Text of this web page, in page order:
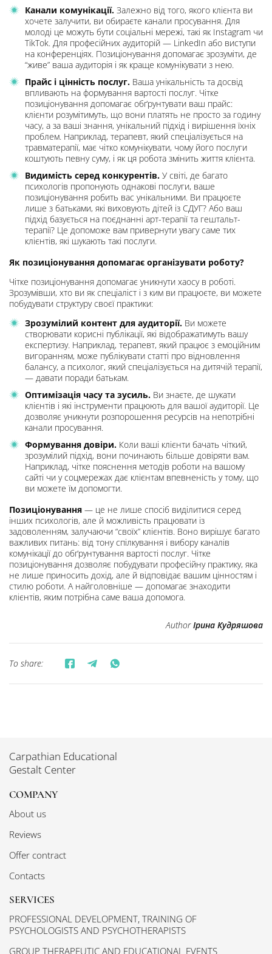
Канали комунікації. Залежно від того, якого клієнта ви
хочете залучити, ви обираєте канали просування. Для
молоді це можуть бути соціальні мережі, такі як Instagram чи
TikTok. Для професійних аудиторій — LinkedIn або виступи
на конференціях. Позиціонування допомагає зрозуміти, де
“живе” ваша аудиторія і як краще комунікувати з нею.
Прайс і цінність послуг. Ваша унікальність та досвід
впливають на формування вартості послуг. Чітке
позиціонування допомагає обґрунтувати ваш прайс:
клієнти розумітимуть, що вони платять не просто за годину
часу, а за ваші знання, унікальний підхід і вирішення їхніх
проблем. Наприклад, терапевт, який спеціалізується на
травматерапії, має чітко комунікувати, чому його послуги
коштують певну суму, і як ця робота змінить життя клієнта.
Видимість серед конкурентів. У світі, де багато
психологів пропонують однакові послуги, ваше
позиціонування робить вас унікальними. Ви працюєте
лише з батьками, які виховують дітей із СДУГ? Або ваш
підхід базується на поєднанні арт-терапії та гештальт-
терапії? Це допоможе вам привернути увагу саме тих
клієнтів, які шукають такі послуги.
Як позиціонування допомагає організувати роботу?
Чітке позиціонування допомагає уникнути хаосу в роботі.
Зрозумівши, хто ви як спеціаліст і з ким ви працюєте, ви можете
побудувати структуру своєї практики:
Зрозумілий контент для аудиторії. Ви можете
створювати корисні публікації, які відображатимуть вашу
експертизу. Наприклад, терапевт, який працює з емоційним
вигоранням, може публікувати статті про відновлення
балансу, а психолог, який спеціалізується на дитячій терапії,
— давати поради батькам.
Оптимізація часу та зусиль. Ви знаєте, де шукати
клієнтів і які інструменти працюють для вашої аудиторії. Це
дозволяє уникнути розпорошення ресурсів на непотрібні
канали просування.
Формування довіри. Коли ваші клієнти бачать чіткий,
зрозумілий підхід, вони починають більше довіряти вам.
Наприклад, чітке пояснення методів роботи на вашому
сайті чи у соцмережах дає клієнтам впевненість у тому, що
ви можете їм допомогти.
Позиціонування — це не лише спосіб виділитися серед
інших психологів, але й можливість працювати із
задоволенням, залучаючи “своїх” клієнтів. Воно вирішує багато
важливих питань: від тону спілкування і вибору каналів
комунікації до обґрунтування вартості послуг. Чітке
позиціонування дозволяє побудувати професійну практику, яка
не лише приносить дохід, але й відповідає вашим цінностям і
стилю роботи. А найголовніше — допомагає знаходити
клієнтів, яким потрібна саме ваша допомога.
AuthorІрина Кудряшова
To share:
Carpathian Educational
Gestalt Center
COMPANY
About us
Reviews
Offer contract
Contacts
SERVICES
PROFESSIONAL DEVELOPMENT, TRAINING OF
PSYCHOLOGISTS AND PSYCHOTHERAPISTS
GROUP THERAPEUTIC AND EDUCATIONAL EVENTS